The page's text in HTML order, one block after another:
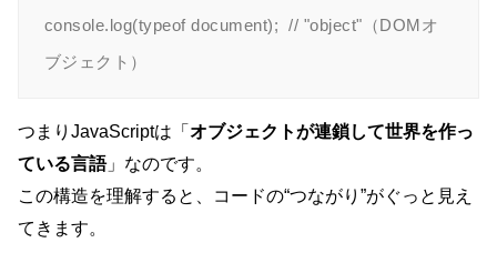
console.log(typeof document);  // "object"（DOMオ
つまりJavaScriptは「 オブジェクトが連鎖して世界を作っ
ている言語」なのです。
この構造を理解すると、コードの“つながり”がぐっと見え
てきます。